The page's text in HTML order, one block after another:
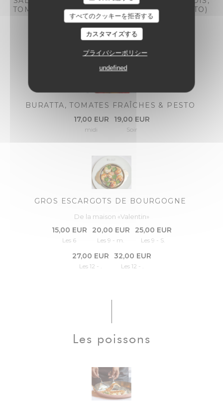
すべてのクッキーを拒否する
カスタマイズする
プライバシーポリシー
undefined
TOMATES CERISES & PAIN GRILLÉ AU PESTO)
18,00 EUR
midi
20,00 EUR
Soir
BURATTA, TOMATES FRAÎCHES & PESTO
17,00 EUR
midi
19,00 EUR
Soir
GROS ESCARGOTS DE BOURGOGNE
De la maison «Valentin»
15,00 EUR
Les 6
20,00 EUR
Les 9 - m.
25,00 EUR
Les 9 - S.
27,00 EUR
Les 12 - .
32,00 EUR
Les 12 - .
Les poissons